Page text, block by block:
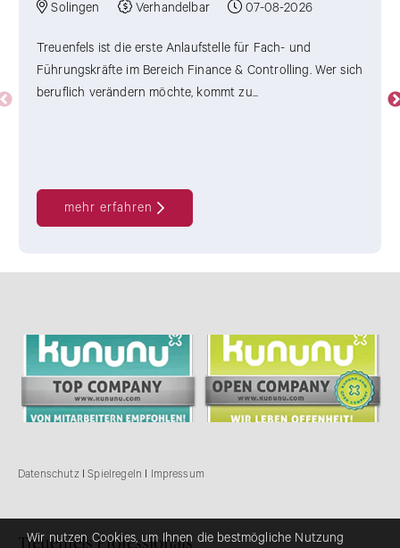
Solingen Verhandelbar 07-08-2026
Treuenfels ist die erste Anlaufstelle für Fach- und
Führungskräfte im Bereich Finance & Controlling. Wer sich
beruflich verändern möchte, kommt zu...
mehr erfahren
Datenschutz ISpielregeln I Impressum
Wir nutzen Cookies, um Ihnen die bestmögliche Nutzung